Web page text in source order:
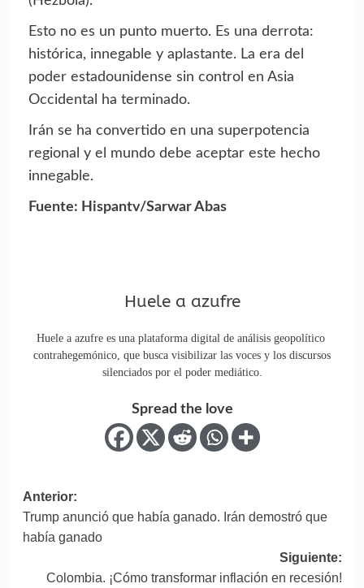
Esto no es un punto muerto. Es una derrota:
histórica, innegable y aplastante. La era del
poder estadounidense sin control en Asia
Occidental ha terminado.
Irán se ha convertido en una superpotencia
regional y el mundo debe aceptar este hecho
innegable.
Fuente: Hispantv/Sarwar Abas
Huele a azufre
Huele a azufre es una plataforma digital de análisis geopolítico
contrahegemónico, que busca visibilizar las voces y los discursos
silenciados por el poder mediático.
Spread the love
Anterior:
Trump anunció que había ganado. Irán demostró que
había ganado
Siguiente:
Colombia. ¡Cómo transformar inflación en recesión!